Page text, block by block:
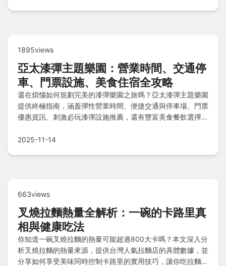
1895views
亞太漆彈主題樂園：營業時間、交通停
車、門票設施、美食住宿全攻略
還在煩惱如何規劃完美的漆彈樂園之旅嗎？亞太漆彈主題樂園
提供終極指南，涵蓋彈性營業時間、便捷交通與停車場、門票
優惠資訊、刺激必玩漆彈設施推薦，還有豐富美食餐飲選擇和
您的冒險旅程更輕鬆愉快無憂！
2025-11-14
663views
叉燒拉麵熱量全解析：一碗的卡路里真
相與健康吃法
你知道一碗叉燒拉麵的熱量可能超過800大卡嗎？本文深入分
析叉燒拉麵的熱量來源，提供台灣人氣拉麵店的具體數據，並
分享如何享受美味同時控制卡路里的實用技巧，讓你吃拉麵不